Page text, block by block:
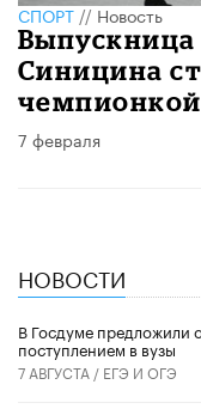
СПОРТ//Новость
Синицина
чемпионкой
7 февраля
НОВОСТИ
В Госдуме предложили
поступлением в вузы
7 АВГУСТА / ЕГЭ И ОГЭ